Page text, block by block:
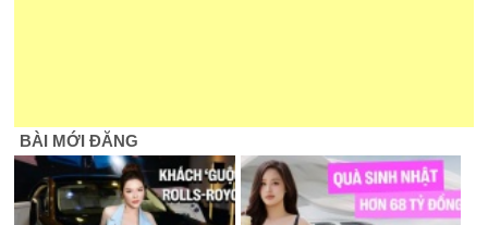
BÀI MỚI ĐĂNG